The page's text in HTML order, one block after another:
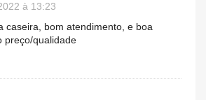
à 13:23
caseira, bom atendimento, e boa
preço/qualidade